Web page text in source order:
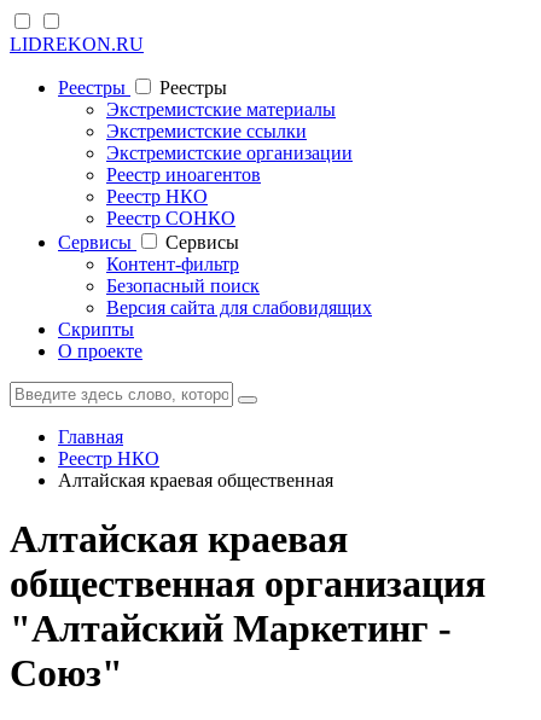
LIDREKON.RU
Реестры
Реестры
Экстремистские материалы
Экстремистские ссылки
Экстремистские организации
Реестр иноагентов
Реестр НКО
Реестр СОНКО
Cервисы
Cервисы
Контент-фильтр
Безопасный поиск
Версия сайта для слабовидящих
Скрипты
О проекте
Главная
Реестр НКО
Алтайская краевая общественная
Алтайская краевая
общественная организация
"Алтайский Маркетинг -
Союз"